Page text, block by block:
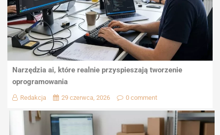
Narzędzia ai, które realnie przyspieszają tworzenie
oprogramowania
Redakcja 29 czerwca, 2026 0 comment